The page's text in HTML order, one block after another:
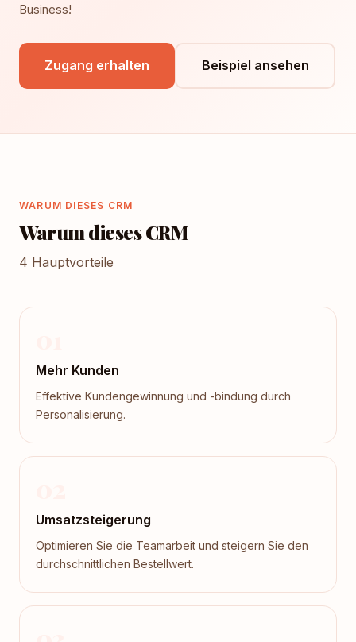
Business!
Zugang erhalten Beispiel ansehen
WARUM DIESES CRM
Warum dieses CRM
4 Hauptvorteile
Mehr Kunden
Effektive Kundengewinnung und -bindung durch
Personalisierung.
Umsatzsteigerung
Optimieren Sie die Teamarbeit und steigern Sie den
durchschnittlichen Bestellwert.